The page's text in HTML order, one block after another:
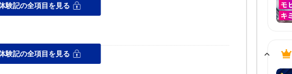
験記の全項目を見る
験記の全項目を見る